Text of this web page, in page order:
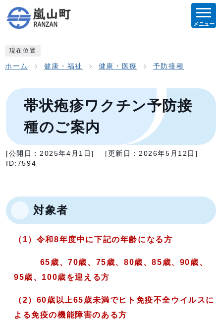
メニュー
現在位置
ホーム 健康・福祉 健康・医療 予防接種
帯状疱疹ワクチン予防接
種のご案内
[公開日： 2025年4月1日] [更新日：2026年5月12日]
ID:7594
対象者
（1）令和8年度中に下記の年齢になる方
65歳、70歳、75歳、80歳、85歳、90歳、
95歳、100歳を迎える方
（2）60歳以上65歳未満でヒト免疫不全ウイルスに
よる免疫の機能障害のある方